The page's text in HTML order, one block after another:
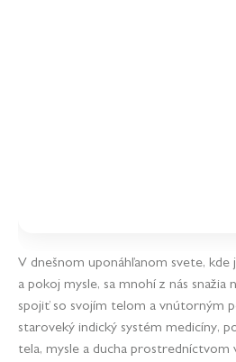
V dnešnom uponáhľanom svete,
a pokoj mysle, sa mnohí z nás snažia
spojiť so svojím telom a vnútorným
staroveký indický systém medicíny,
tela, mysle a ducha prostredníctvom